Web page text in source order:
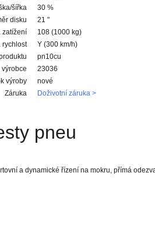
šířka
30 %
disku
21 "
zatížení
108 (1000 kg)
rychlost
Y (300 km/h)
pn10cu
výrobce
23036
výroby
nové
Záruka
Doživotní záruka >
pneu
a dynamické řízení na mokru, přímá